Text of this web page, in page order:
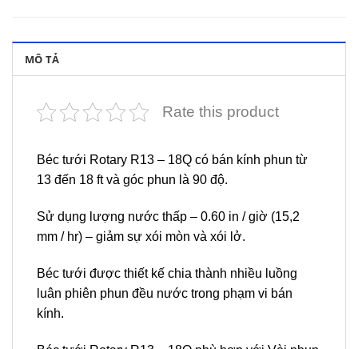
MÔ TẢ
Rate this product
Béc tưới Rotary R13 – 18Q có bán kính phun từ
13 đến 18 ft và góc phun là 90 độ.
Sử dụng lượng nước thấp – 0.60 in / giờ (15,2
mm / hr) – giảm sự xói mòn và xói lở.
Béc tưới được thiết kế chia thành nhiều luồng
luân phiên phun đều nước trong phạm vi bán
kính.